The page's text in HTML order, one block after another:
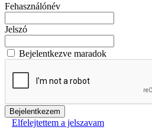
Fehasználónév
Jelszó
Bejelentkezve maradok
Elfelejtettem a jelszavam